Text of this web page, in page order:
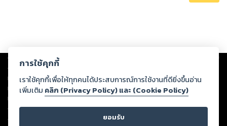
Copyright © 2026
ต่อผลงานหรือเนื้อหาใดที่อัปโหลดผ่านเว็บไซต์และปรากฏว่าละเมิดสิทธิใน
ทรัพย์สินทางปัญญาของบุคคลอื่นหรือขัดต่อกฎหมายและศีลธรรม ดังนั้น ผู้อ่าน
ทุกท่านโปรดใช้วิจารณญาณในการกลั่นกรองด้วยตนเอง และหากท่านพบว่าส่วน
หนึ่งส่วนใดขัดต่อกฎหมายและศีลธรรม กรุณาแจ้งมายังบริษัท เพื่อทีมงานจะได้
ดำเนินการในทันที ทั้งนี้ ทางสตอรี่ล็อกขอสงวนลิขสิทธิ์ตามพระราชบัญญัติ
ลิขสิทธิ์ พ.ศ. 2537 (ฉบับล่าสุด)
การใช้คุกกี้
เราใช้คุกกี้เพื่อให้ทุกคนได้ประสบการณ์การใช้งานที่ดียิ่งขึ้นอ่าน
เพิ่มเติม คลิก (Privacy Policy) และ (Cookie Policy)
ยอมรับ